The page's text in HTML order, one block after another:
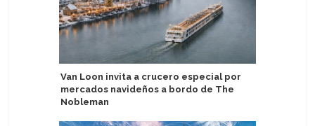
Van Loon invita a crucero especial por
mercados navideños a bordo de The
Nobleman